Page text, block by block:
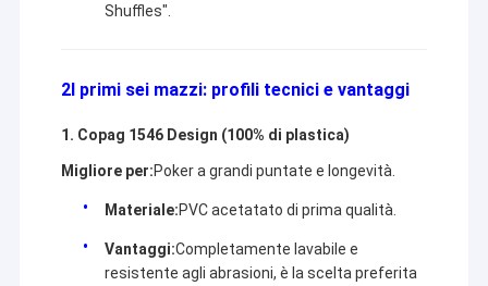
Shuffles".
2I primi sei mazzi: profili tecnici e vantaggi
1. Copag 1546 Design (100% di plastica)
Migliore per:Poker a grandi puntate e longevità.
Materiale:PVC acetatato di prima qualità.
Vantaggi:Completamente lavabile e
resistente agli abrasioni, è la scelta preferita